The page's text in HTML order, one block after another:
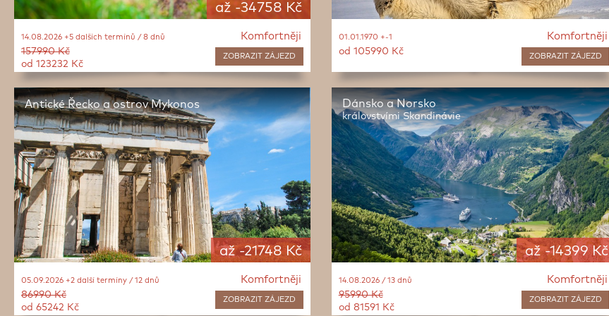
až -34758 Kč
Komfortněji
ZOBRAZIT ZÁJEZD
14.08.2026 +5 dalších termínů / 8 dnů
157990 Kč
od 123232 Kč
Komfortněji
ZOBRAZITZÁJEZD
01.01.1970 +-1
od 105990 Kč
až -21748 Kč
Antické Řecko a ostrov Mykonos
Komfortněji
ZOBRAZIT ZÁJEZD
05.09.2026 +2 další termíny / 12 dnů
86990 Kč
od 65242 Kč
až -14399 Kč
Dánsko a Norsko
královstvími Skandinávie
Komfortněji
ZOBRAZITZÁJEZD
14.08.2026 / 13 dnů
95990 Kč
od 81591 Kč